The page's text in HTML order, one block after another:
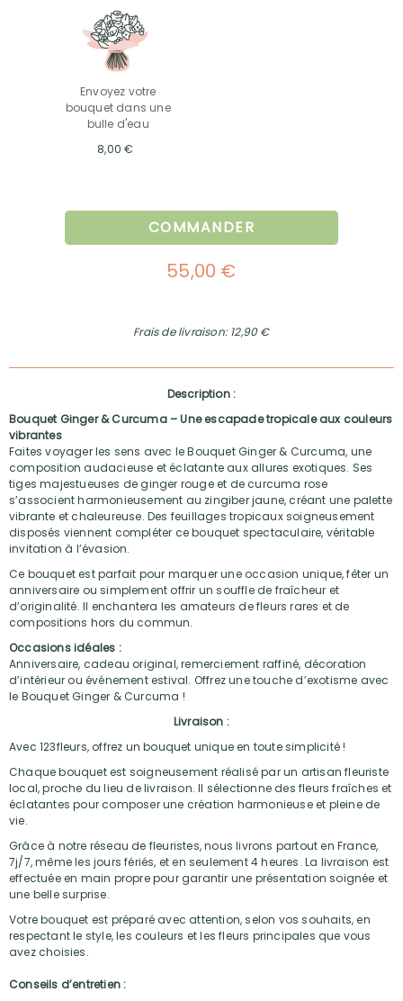
Envoyez votre
bouquet dans une
bulle d'eau
8,00 €
COMMANDER
55,00 €
Frais de livraison: 12,90 €
Description :
Bouquet Ginger & Curcuma – Une escapade tropicale aux couleurs
vibrantes
Faites voyager les sens avec le Bouquet Ginger & Curcuma, une
composition audacieuse et éclatante aux allures exotiques. Ses
tiges majestueuses de ginger rouge et de curcuma rose
s’associent harmonieusement au zingiber jaune, créant une palette
vibrante et chaleureuse. Des feuillages tropicaux soigneusement
disposés viennent compléter ce bouquet spectaculaire, véritable
invitation à l’évasion.
Ce bouquet est parfait pour marquer une occasion unique, fêter un
anniversaire ou simplement offrir un souffle de fraîcheur et
d’originalité. Il enchantera les amateurs de fleurs rares et de
compositions hors du commun.
Occasions idéales :
Anniversaire, cadeau original, remerciement raffiné, décoration
d’intérieur ou événement estival. Offrez une touche d’exotisme avec
le Bouquet Ginger & Curcuma !
Livraison :
Avec 123fleurs, offrez un bouquet unique en toute simplicité !
Chaque bouquet est soigneusement réalisé par un artisan fleuriste
local, proche du lieu de livraison. Il sélectionne des fleurs fraîches et
éclatantes pour composer une création harmonieuse et pleine de
vie.
Grâce à notre réseau de fleuristes, nous livrons partout en France,
7j/7, même les jours fériés, et en seulement 4 heures. La livraison est
effectuée en main propre pour garantir une présentation soignée et
une belle surprise.
Votre bouquet est préparé avec attention, selon vos souhaits, en
respectant le style, les couleurs et les fleurs principales que vous
avez choisies.
Conseils d’entretien :